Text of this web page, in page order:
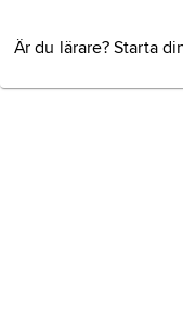
Är du lärare? Starta